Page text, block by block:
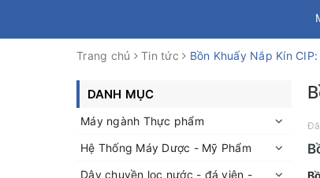
Trang chủ Tin tức Bồn Khuấy Nắp Kín
DANH MỤC
Máy ngành Thực phẩm
Hệ Thống Máy Dược - Mỹ Phẩm
Dây chuyền lọc nước - đá viên -